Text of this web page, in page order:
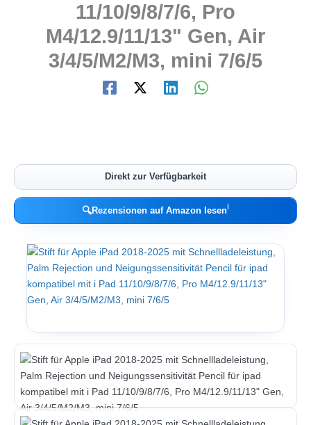
11/10/9/8/7/6, Pro
M4/12.9/11/13" Gen, Air
3/4/5/M2/M3, mini 7/6/5
Direkt zur Verfügbarkeit
🔍Rezensionen auf Amazon lesenℹ︎